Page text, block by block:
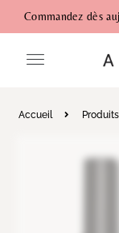
Commandez dès
Accueil Produits